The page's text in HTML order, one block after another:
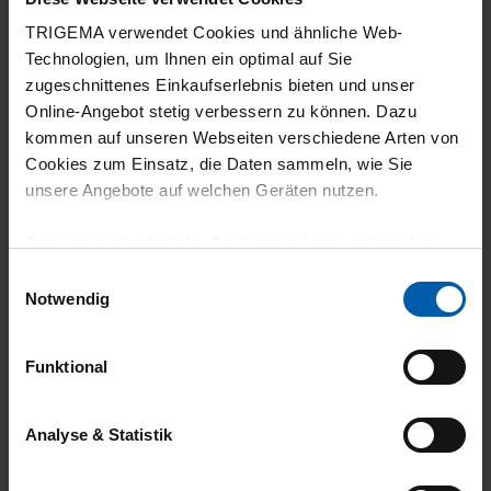
TRIGEMA verwendet Cookies und ähnliche Web-
Technologien, um Ihnen ein optimal auf Sie
zugeschnittenes Einkaufserlebnis bieten und unser
Online-Angebot stetig verbessern zu können. Dazu
kommen auf unseren Webseiten verschiedene Arten von
Cookies zum Einsatz, die Daten sammeln, wie Sie
unsere Angebote auf welchen Geräten nutzen.
grundlegende Funktionen wie etwa zur Auswahl und
gewährleisten.
Für die Darstellung personalisierter Angebote, Anzeigen
und Inhalte aufgrund Ihres Nutzerverhaltens und Ihres
Notwendig
Funktional
Analyse & Statistik
climate-neutral
shipping
Family business